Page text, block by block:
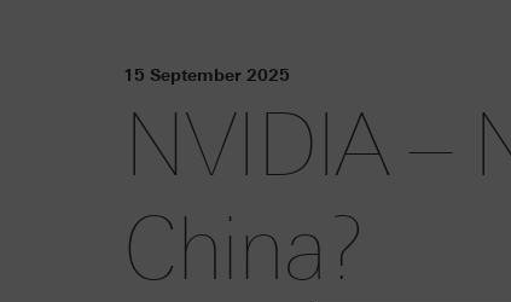
15 September 2025
NVIDIA –
China?